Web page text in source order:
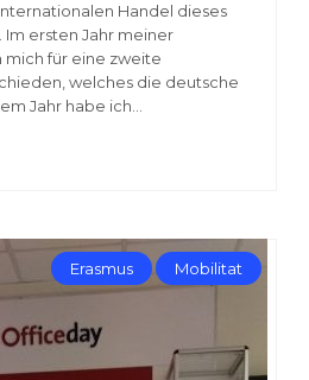
Handel dieses
Im ersten Jahr meiner
mich für eine zweite
welches die deutsche
Jahr habe ich…
Erasmus Mobilitat